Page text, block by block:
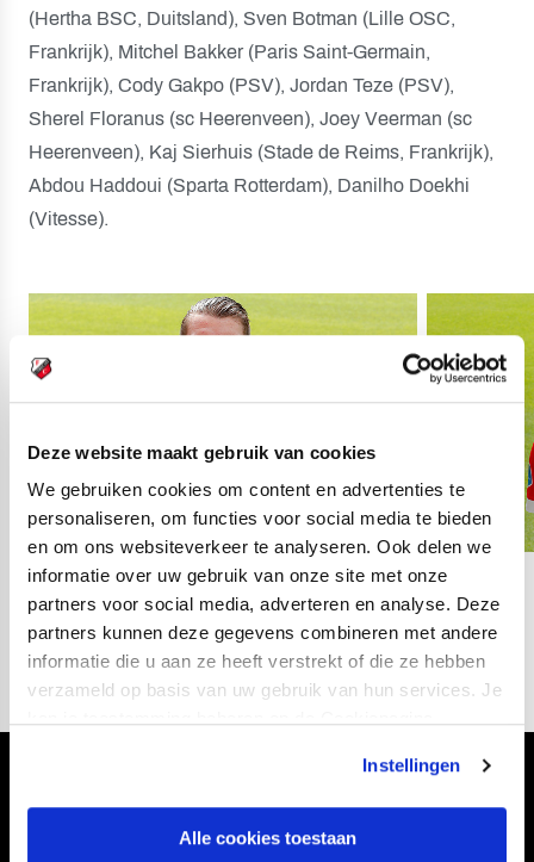
Deze website maakt gebruik van cookies
We gebruiken cookies om content en advertenties te
personaliseren, om functies voor social media te bieden
en om ons websiteverkeer te analyseren. Ook delen we
informatie over uw gebruik van onze site met onze
partners voor social media, adverteren en analyse. Deze
partners kunnen deze gegevens combineren met andere
informatie die u aan ze heeft verstrekt of die ze hebben
verzameld op basis van uw gebruik van hun services. Je
Instellingen
Alle cookies toestaan
(Hertha BSC, Duitsland), Sven Botman (Lille OSC,
Frankrijk), Mitchel Bakker (Paris Saint-Germain,
Frankrijk), Cody Gakpo (PSV), Jordan Teze (PSV),
Sherel Floranus (sc Heerenveen), Joey Veerman (sc
Heerenveen), Kaj Sierhuis (Stade de Reims, Frankrijk),
Abdou Haddoui (Sparta Rotterdam), Danilho Doekhi
(Vitesse).
02fotos